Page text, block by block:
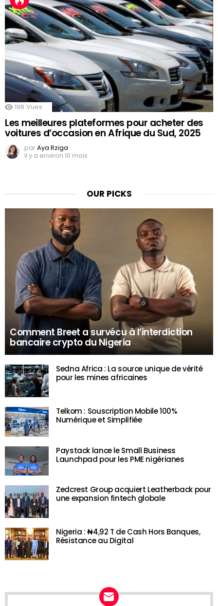
198 Vues
Les meilleures plateformes pour acheter des
voitures d’occasion en Afrique du Sud, 2025
parAya Rziga
il y a environ 10 mois
OUR PICKS
Comment Breet a survécu à l’interdiction
bancaire crypto du Nigeria
Sedna Africa : La source unique de vérité
pour les mines africaines
Telkom : Souscription Mobile 100%
Numérique et Simplifiée
Paystack lance le Small Business
Launchpad pour les PME nigérianes
Zedcrest Group acquiert Leatherback pour
une expansion fintech globale
Nigeria : ₦4,92 T de Cash Hors Banques,
Résistance au Digital